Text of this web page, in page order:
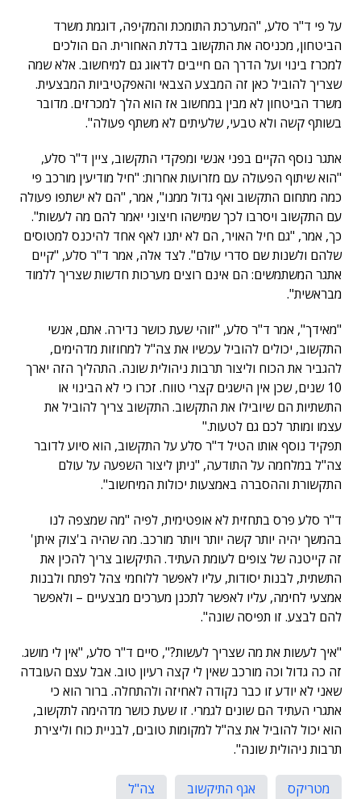
על פי ד"ר סלע, "המערכת התומכת והמקיפה, דוגמת משרד
הביטחון, מכניסה את התקשוב בדלת האחורית. הם הולכים
למכרז בינוי ועל הדרך הם חייבים לדאוג גם למיחשוב. אלא שמה
שצריך להוביל כאן זה המבצע הצבאי והאפקטיביות המבצעית.
משרד הביטחון לא מבין במחשוב אז הוא הלך למכרזים. מדובר
בשותף קשה ולא טבעי, שלעיתים לא משתף פעולה".
אתגר נוסף הקיים בפני אנשי ומפקדי התקשוב, ציין ד"ר סלע,
"הוא שיתוף הפעולה עם מזרועות אחרות: "חיל מודיעין מורכב פי
כמה מתחום התקשוב ואף גדול ממנו", אמר, "הם לא ישתפו פעולה
עם התקשוב ויסרבו לכך שמישהו חיצוני יאמר להם מה לעשות".
כך, אמר, "גם חיל האויר, הם לא יתנו לאף אחד להיכנס למטוסים
שלהם ולשנות שם סדרי עולם". לצד אלה, אמר ד"ר סלע, "קיים
אתגר המשתמשים: הם אינם רוצים מערכות חדשות שצריך ללמוד
מבראשית".
"מאידך", אמר ד"ר סלע, "זוהי שעת כושר נדירה. אתם, אנשי
התקשוב, יכולים להוביל עכשיו את צה"ל למחוזות מדהימים,
להגביר את הכוח וליצור תרבות ניהולית שונה. התהליך הזה יארך
10 שנים, שכן אין הישגים קצרי טווח. זכרו כי לא הבינוי או
התשתיות הם שיובילו את התקשוב. התקשוב צריך להוביל את
עצמו ומותר לכם גם לטעות."
תפקיד נוסף אותו הטיל ד"ר סלע על התקשוב, הוא סיוע לדובר
צה"ל במלחמה על התודעה, "ניתן ליצור השפעה על עולם
התקשורת וההסברה באמצעות יכולות המיחשוב".
ד"ר סלע פרס בתחזית לא אופטימית, לפיה "מה שמצפה לנו
בהמשך יהיה יותר קשה יותר ויותר מורכב. מה שהיה ב'צוק איתן'
זה קייטנה של צופים לעומת העתיד. התיקשוב צריך להכין את
התשתית, לבנות יסודות, עליו לאפשר ללוחמי צהל לפתח ולבנות
אמצעי לחימה, עליו לאפשר לתכנן מערכים מבצעיים – ולאפשר
להם לבצע. זו תפיסה שונה".
"איך לעשות את מה שצריך לעשות?", סיים ד"ר סלע, "אין לי מושג.
זה כה גדול וכה מורכב שאין לי קצה רעיון טוב. אבל עצם העובדה
שאני לא יודע זו כבר נקודה לאחיזה ולהתחלה. ברור הוא כי
אתגרי העתיד הם שונים לגמרי. זו שעת כושר מדהימה לתקשוב,
הוא יכול להוביל את צה"ל למקומות טובים, לבניית כוח וליצירת
תרבות ניהולית שונה".
מטריקס אגף התיקשוב צה"ל